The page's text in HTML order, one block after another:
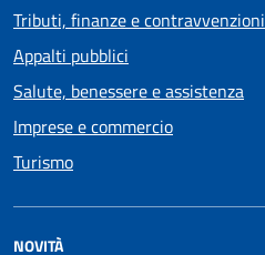
Tributi, finanze e contravvenzioni
Appalti pubblici
Salute, benessere e assistenza
Imprese e commercio
Turismo
NOVITÀ